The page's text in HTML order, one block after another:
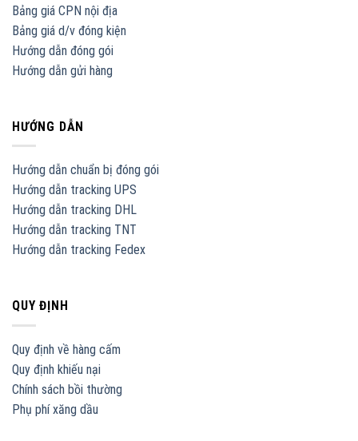
Bảng giá CPN nội địa
Bảng giá d/v đóng kiện
Hướng dẫn đóng gói
Hướng dẫn gửi hàng
HƯỚNG DẪN
Hướng dẫn chuẩn bị đóng gói
Hướng dẫn tracking UPS
Hướng dẫn tracking DHL
Hướng dẫn tracking TNT
Hướng dẫn tracking Fedex
QUY ĐỊNH
Quy định về hàng cấm
Quy định khiếu nại
Chính sách bồi thường
Phụ phí xăng dầu